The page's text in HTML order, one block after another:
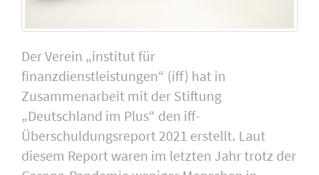
Der Verein „institut für
finanzdienstleistungen“ (iff) hat in
Zusammenarbeit mit der Stiftung
„Deutschland im Plus“ den iff-
Überschuldungsreport 2021 erstellt. Laut
diesem Report waren im letzten Jahr trotz der